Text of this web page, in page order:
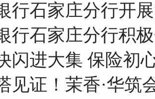
行石家庄分行开
行石家庄分行积
闪进大集 保险
见证！茉香·华筑